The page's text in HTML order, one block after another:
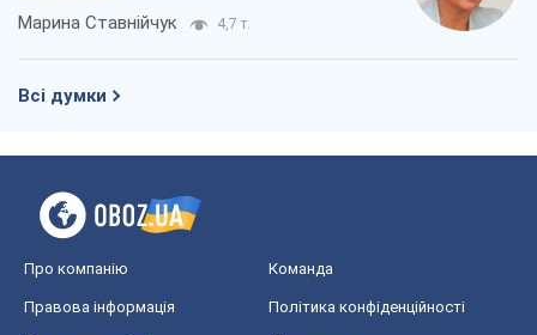
Марина Ставнійчук 4,7 т.
Всі думки
Про компанію Команда
Правова інформація Політика конфіденційності